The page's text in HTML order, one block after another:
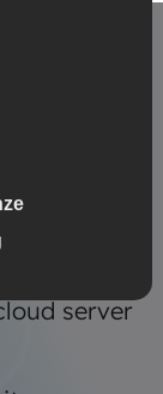
cliente
server